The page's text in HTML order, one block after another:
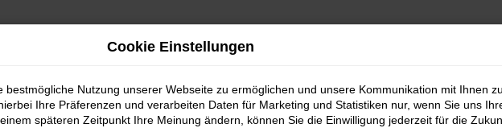
Cookie Einstellungen
bestmögliche Nutzung unserer Webseite zu ermöglichen und unsere Kommunikation mit Ihnen zu
Ihre Präferenzen und verarbeiten Daten für Marketing und Statistiken nur, wenn Sie uns
späteren Zeitpunkt Ihre Meinung ändern, können Sie die Einwilligung jederzeit für die